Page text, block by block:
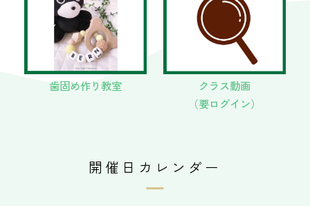
歯固め作り教室
クラス動画
（要ログイン）
開催日カレンダー